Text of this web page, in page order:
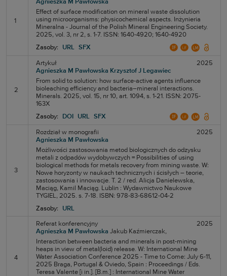
1
Agnieszka M Pawłowska
Effect of surface modification on mineral waste dissolution
using microorganisms: physicochemical aspects. Inżynieria
Mineralna - Journal of the Polish Mineral Engineering Society.
2025, vol. 3, nr 2, s. 1-7. ISSN: 1640-4920; 1640-4920
Zasoby:
URL SFX
2
Artykuł
2025
Agnieszka M Pawłowska Krzysztof J Legawiec
From solid to solution: how surface-active agents influence
bioleaching efficiency and bacteria–mineral interactions.
Minerals. 2025, vol. 15, nr 10, art. 1094, s. 1-21. ISSN: 2075-
163X
Zasoby:
DOI URL SFX
3
Rozdział w monografii
2025
Agnieszka M Pawłowska
Możliwości zastosowania metod biologicznych do odzysku
metali z odpadów wydobywczych = Possibilities of using
biological methods for metals recovery from mining waste. W:
Nowe horyzonty w naukach technicznych i ścisłych – teorie,
zastosowania i innowacje. T. 2 / red. Alicja Danielewska,
Maciąg, Kamil Maciąg. Lublin : Wydawnictwo Naukowe
TYGIEL, 2025. s. 7-18. ISBN: 978-83-68612-04-2
Zasoby:
URL
4
Referat konferencyjny
2025
Agnieszka M Pawłowska Jakub Kaźmierczak,
Interaction between bacteria and minerals in post-mining
heaps in view of metal(loid) release. W: International Mine
Water Association Conference 2025 - Time to Come: July 6-11,
2025 Braga, Portugal & Oviedo, Spain : Proceedings / Eds.
Teresa Valente [i in.]. [B.m.] : International Mine Water